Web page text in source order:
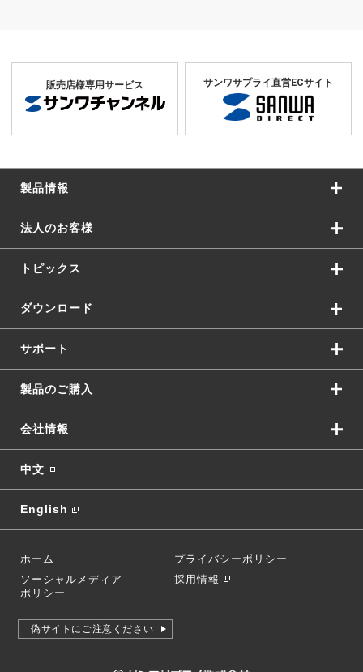
販売店様専用サービス サンワサプライ直営ECサイト
製品情報
法人のお客様
トピックス
ダウンロード
サポート
製品のご購入
会社情報
中文
English
ホーム
プライバシーポリシー
ソーシャルメディア
ポリシー
採用情報
偽サイトにご注意ください